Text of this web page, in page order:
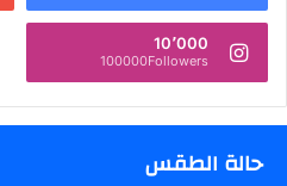
10٬000
100000Followers
حالة الطقس